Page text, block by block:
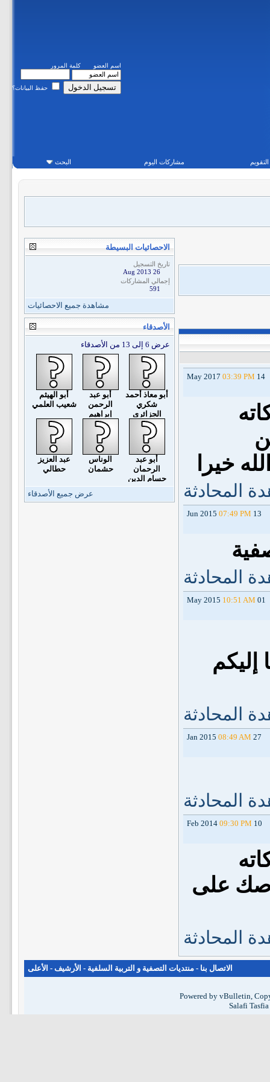
اسم العضو كلمة المرور
حفظ البيانات؟
التقويم مشاركات اليوم البحث
14 May 2017
03:39 PM
خيرا
المحادثة
13 Jun 2015
07:49 PM
المحادثة
01 May 2015
10:51 AM
المحادثة
27 Jan 2015
08:49 AM
المحادثة
10 Feb 2014
09:30 PM
على
المحادثة
الاحصائيات البسيطة
تاريخ التسجيل
26 Aug 2013
إجمالي المشاركات
591
مشاهدة جميع الاحصائيات
الأصدقاء
عرض 6 إلى 13 من الأصدقاء
أبو معاذ أحمد
شكري
الجزائري
أبو عبد
الرحمن
إبراهيم
البجائي
أبو الهيثم
شعيب العلمي
أبو عبد
الرحمان
حسام الدين
موساوي
الوناس
حشمان
عبد العزيز
حطالي
عرض جميع الأصدقاء
الاتصال بنا - منتديات التصفية و التربية السلفية - الأرشيف - الأعلى
Powered by vBulletin,
Salafi